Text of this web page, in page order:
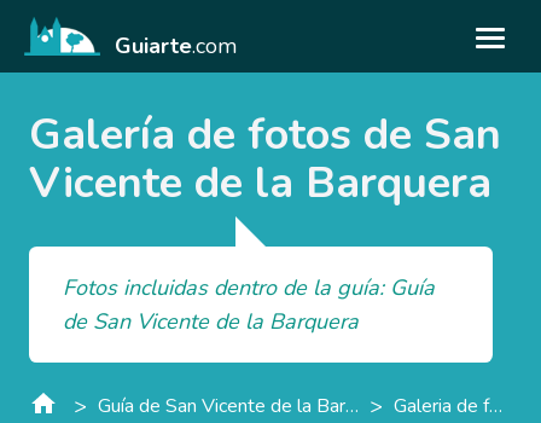
Guiarte.com
Galería de fotos de San
Vicente de la Barquera
Fotos incluidas dentro de la guía: Guía
de San Vicente de la Barquera
> Guía de San Vicente de la Barquera > Galeria de fotos